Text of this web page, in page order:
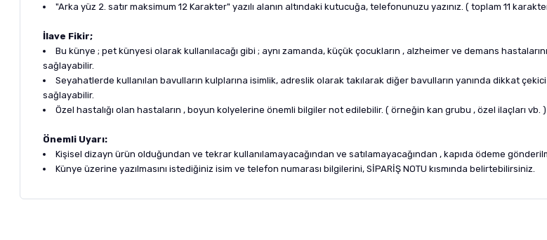
"Arka yüz 2. satır maksimum 12 Karakter" yazılı alanın altındaki kutucuğa, telefonunuzu yazınız. ( toplam 11
İlave Fikir;
Bu künye ; pet künyesi olarak kullanılacağı gibi ; aynı zamanda, küçük çocukların , alzheimer ve demans
sağlayabilir.
Seyahatlerde kullanılan bavulların kulplarına isimlik, adreslik olarak takılarak diğer bavulların yanında dikkat
sağlayabilir.
Özel hastalığı olan hastaların , boyun kolyelerine önemli bilgiler not edilebilir. ( örneğin kan grubu , özel ilaçları vb. )
Önemli Uyarı:
Kişisel dizayn ürün olduğundan ve tekrar kullanılamayacağından ve satılamayacağından , kapıda ödeme
Künye üzerine yazılmasını istediğiniz isim ve telefon numarası bilgilerini, SİPARİŞ NOTU kısmında belirtebilirsiniz.